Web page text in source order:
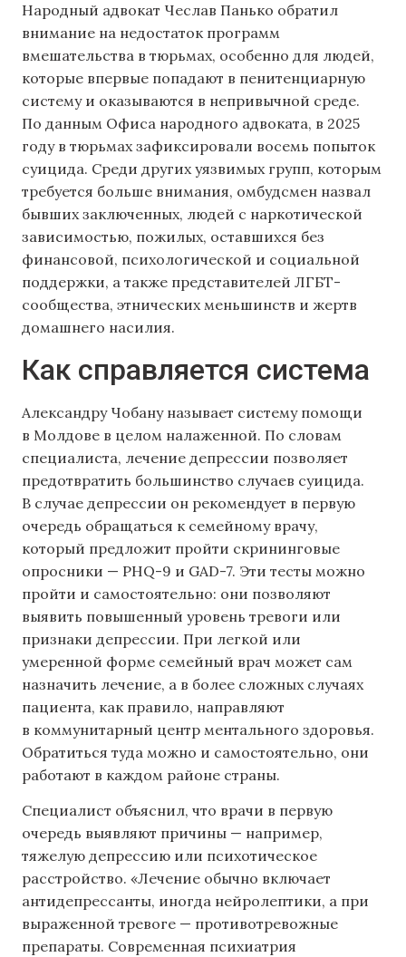
Народный адвокат Чеслав Панько обратил
внимание на недостаток программ
вмешательства в тюрьмах, особенно для людей,
которые впервые попадают в пенитенциарную
систему и оказываются в непривычной среде.
По данным Офиса народного адвоката, в 2025
году в тюрьмах зафиксировали восемь попыток
суицида. Среди других уязвимых групп, которым
требуется больше внимания, омбудсмен назвал
бывших заключенных, людей с наркотической
зависимостью, пожилых, оставшихся без
финансовой, психологической и социальной
поддержки, а также представителей ЛГБТ-
сообщества, этнических меньшинств и жертв
домашнего насилия.
Как справляется система
Александру Чобану называет систему помощи
в Молдове в целом налаженной. По словам
специалиста, лечение депрессии позволяет
предотвратить большинство случаев суицида.
В случае депрессии он рекомендует в первую
очередь обращаться к семейному врачу,
который предложит пройти скрининговые
опросники — PHQ-9 и GAD-7. Эти тесты можно
пройти и самостоятельно: они позволяют
выявить повышенный уровень тревоги или
признаки депрессии. При легкой или
умеренной форме семейный врач может сам
назначить лечение, а в более сложных случаях
пациента, как правило, направляют
в коммунитарный центр ментального здоровья.
Обратиться туда можно и самостоятельно, они
работают в каждом районе страны.
Специалист объяснил, что врачи в первую
очередь выявляют причины — например,
тяжелую депрессию или психотическое
расстройство. «Лечение обычно включает
антидепрессанты, иногда нейролептики, а при
выраженной тревоге — противотревожные
препараты. Современная психиатрия